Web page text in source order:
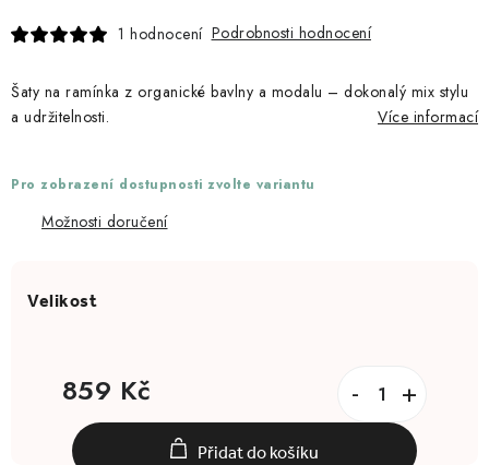
1 hodnocení Podrobnosti hodnocení
Šaty na ramínka z organické bavlny a modalu – dokonalý mix stylu
a udržitelnosti.
Více informací
Pro zobrazení dostupnosti zvolte variantu
Možnosti doručení
859 Kč
Přidat do košíku